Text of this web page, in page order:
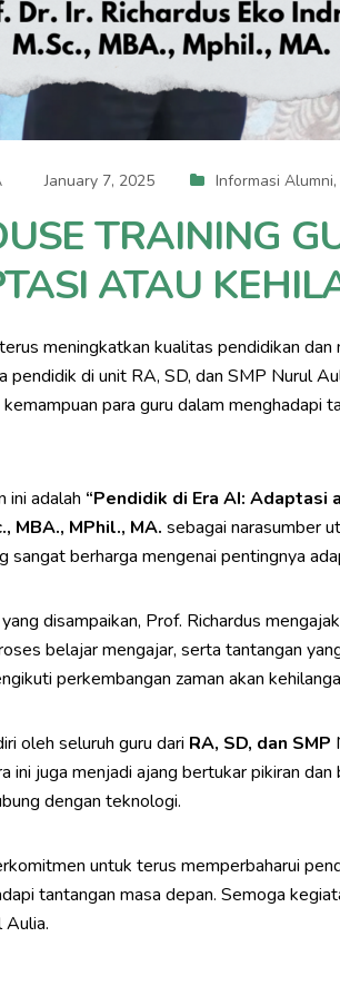
January 7, 2025 Informasi Alumni,
TRAINING
ATAU
meningkatkan kualitas pendidikan
pendidik di unit RA, SD, dan SMP Nurul
para guru dalam menghadapi
ini adalah “Pendidik di Era AI: Adaptasi
MBA., MPhil., MA. sebagai narasumber
sangat berharga mengenai pentingnya
disampaikan, Prof. Richardus
belajar mengajar, serta tantangan
perkembangan zaman akan
oleh seluruh guru dari RA, SD, dan SMP
ini juga menjadi ajang bertukar pikiran
dengan teknologi.
untuk terus memperbaharui
tantangan masa depan. Semoga
Aulia.